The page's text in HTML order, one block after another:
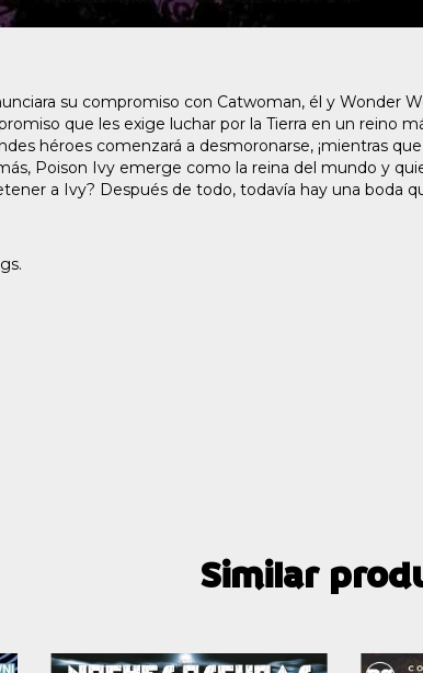
su compromiso con Catwoman, él y Wonder
que les exige luchar por la Tierra en un reino
héroes comenzará a desmoronarse, ¡mientras
Poison Ivy emerge como la reina del mundo y
a Ivy? Después de todo, todavía hay una boda
Similar